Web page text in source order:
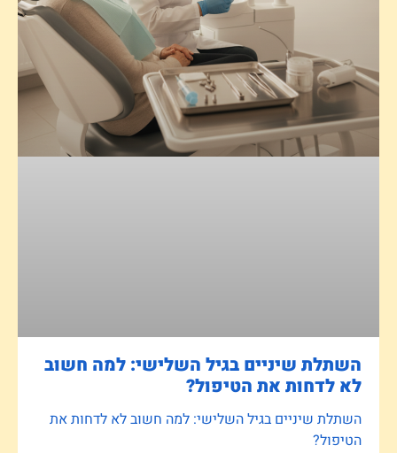
השתלת שיניים בגיל השלישי: למה חשוב
לא לדחות את הטיפול?
השתלת שיניים בגיל השלישי: למה חשוב לא לדחות את
הטיפול?